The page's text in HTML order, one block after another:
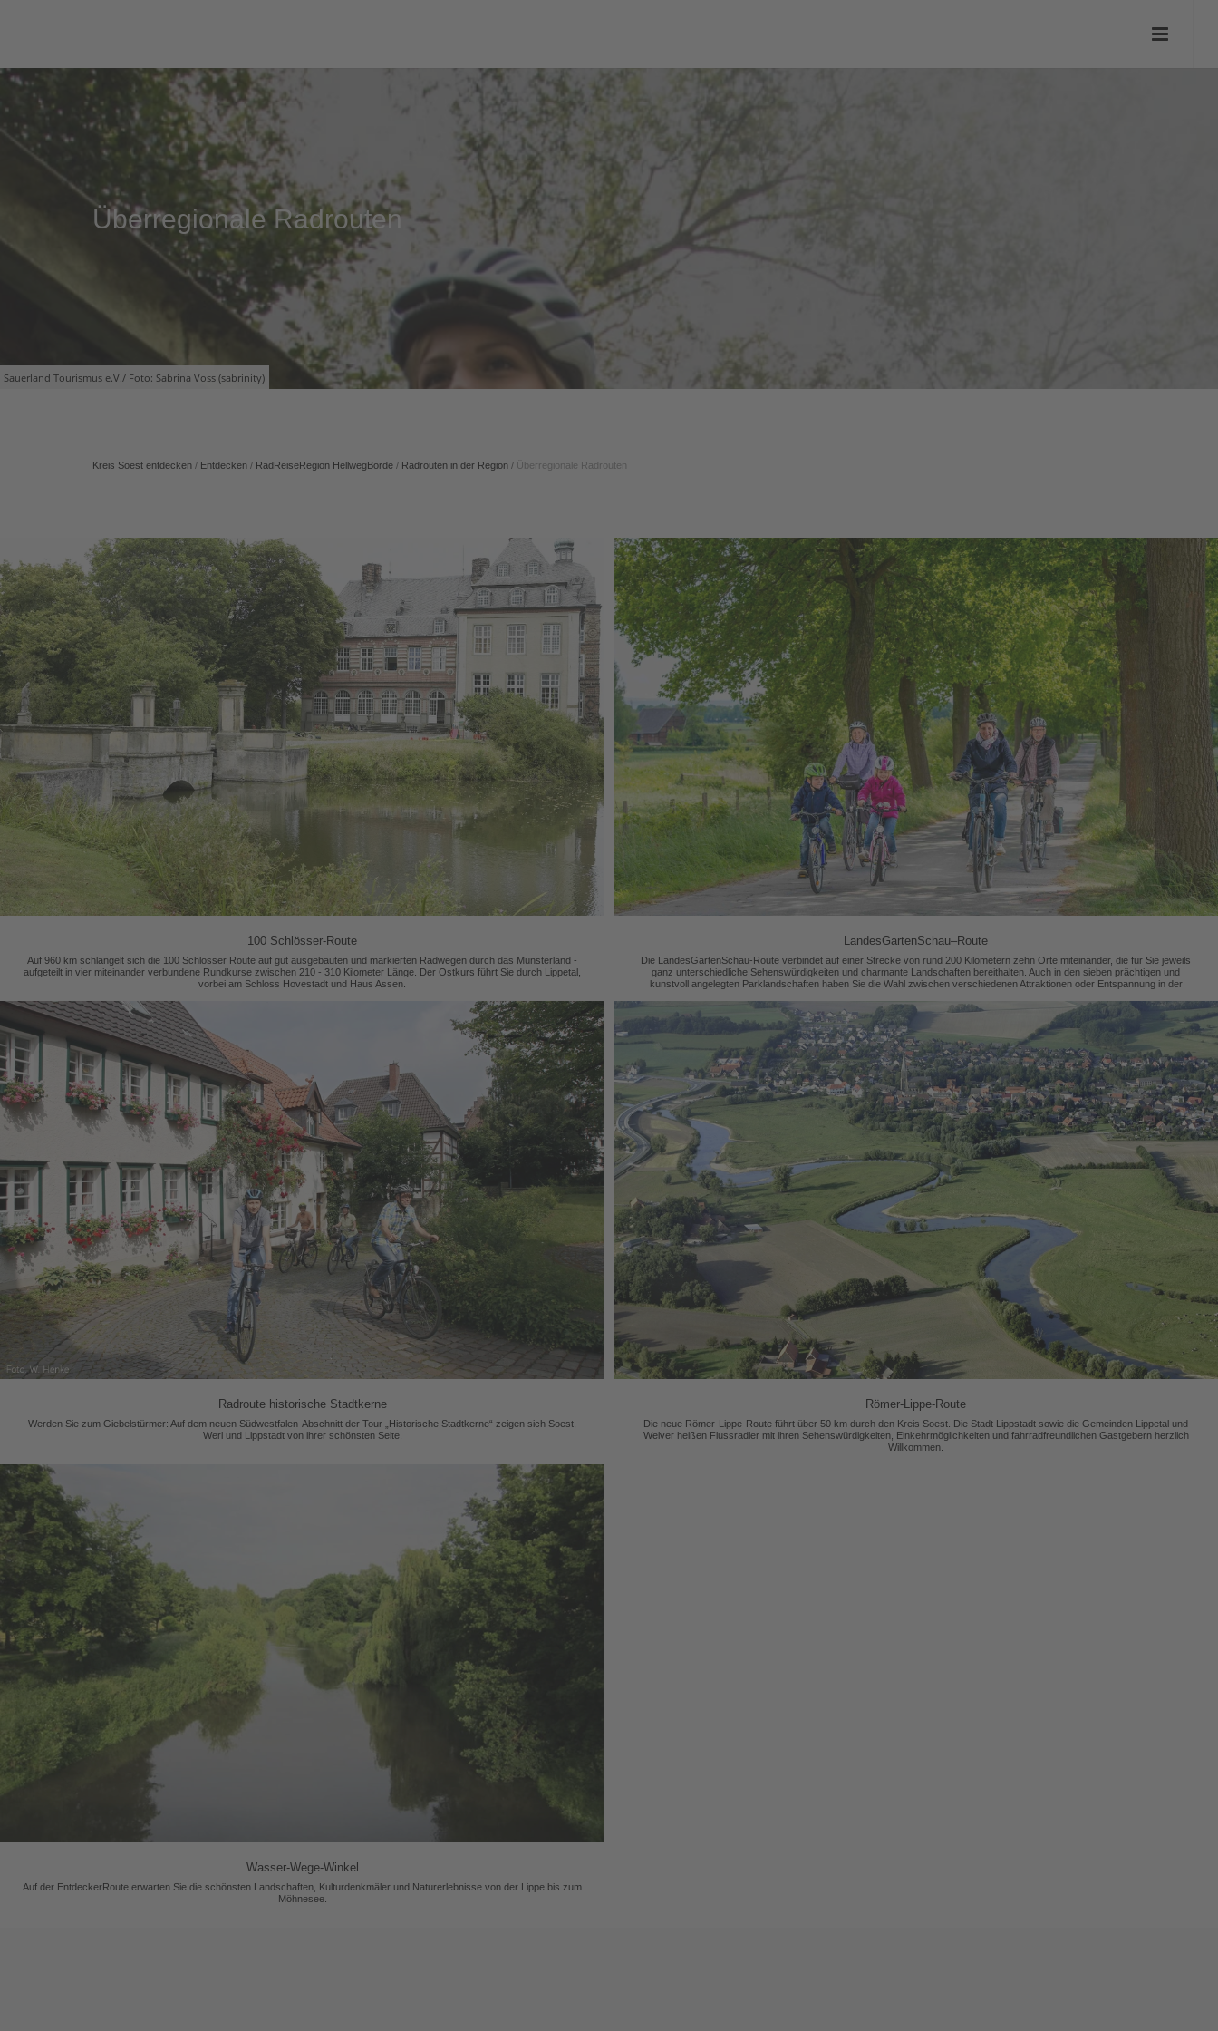
Sauerland Tourismus e.V./ Foto: Sabrina Voss (sabrinity)
Überregionale Radrouten
Kreis Soest entdecken / Entdecken / RadReiseRegion HellwegBörde / Radrouten in der Region / Überregionale Radrouten
100 Schlösser-Route
Auf 960 km schlängelt sich die 100 Schlösser Route auf gut ausgebauten und markierten Radwegen durch das Münsterland -
aufgeteilt in vier miteinander verbundene Rundkurse zwischen 210 - 310 Kilometer Länge. Der Ostkurs führt Sie durch Lippetal,
vorbei am Schloss Hovestadt und Haus Assen.
LandesGartenSchau–Route
Die LandesGartenSchau-Route verbindet auf einer Strecke von rund 200 Kilometern zehn Orte miteinander, die für Sie jeweils
ganz unterschiedliche Sehenswürdigkeiten und charmante Landschaften bereithalten. Auch in den sieben prächtigen und
kunstvoll angelegten Parklandschaften haben Sie die Wahl zwischen verschiedenen Attraktionen oder Entspannung in der
Radroute historische Stadtkerne
Werden Sie zum Giebelstürmer: Auf dem neuen Südwestfalen-Abschnitt der Tour „Historische Stadtkerne“ zeigen sich Soest,
Werl und Lippstadt von ihrer schönsten Seite.
Römer-Lippe-Route
Die neue Römer-Lippe-Route führt über 50 km durch den Kreis Soest. Die Stadt Lippstadt sowie die Gemeinden Lippetal und
Welver heißen Flussradler mit ihren Sehenswürdigkeiten, Einkehrmöglichkeiten und fahrradfreundlichen Gastgebern herzlich
Willkommen.
Wasser-Wege-Winkel
Auf der EntdeckerRoute erwarten Sie die schönsten Landschaften, Kulturdenkmäler und Naturerlebnisse von der Lippe bis zum
Möhnesee.